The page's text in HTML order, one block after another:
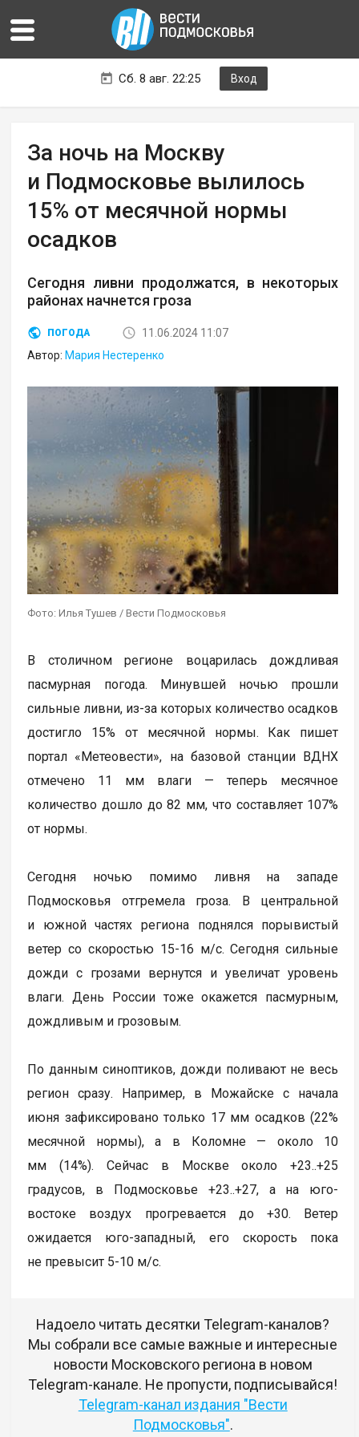
Сб. 8 авг. 22:25 Вход
За ночь на Москву
и Подмосковье вылилось
15% от месячной нормы
осадков
Сегодня ливни продолжатся, в некоторых
районах начнется гроза
ПОГОДА
11.06.2024 11:07
Автор: Мария Нестеренко
Фото: Илья Тушев / Вести Подмосковья
В столичном регионе воцарилась дождливая
пасмурная погода. Минувшей ночью прошли
сильные ливни, из-за которых количество осадков
достигло 15% от месячной нормы. Как пишет
портал «Метеовести», на базовой станции ВДНХ
отмечено 11 мм влаги — теперь месячное
количество дошло до 82 мм, что составляет 107%
от нормы.
Сегодня ночью помимо ливня на западе
Подмосковья отгремела гроза. В центральной
и южной частях региона поднялся порывистый
ветер со скоростью 15-16 м/с. Сегодня сильные
дожди с грозами вернутся и увеличат уровень
влаги. День России тоже окажется пасмурным,
дождливым и грозовым.
По данным синоптиков, дожди поливают не весь
регион сразу. Например, в Можайске с начала
июня зафиксировано только 17 мм осадков (22%
месячной нормы), а в Коломне — около 10
мм (14%). Сейчас в Москве около +23..+25
градусов, в Подмосковье +23..+27, а на юго-
востоке воздух прогревается до +30. Ветер
ожидается юго-западный, его скорость пока
не превысит 5-10 м/с.
Надоело читать десятки Telegram-каналов?
Мы собрали все самые важные и интересные
новости Московского региона в новом
Telegram-канале. Не пропусти, подписывайся!
Telegram-канал издания "Вести
Подмосковья".